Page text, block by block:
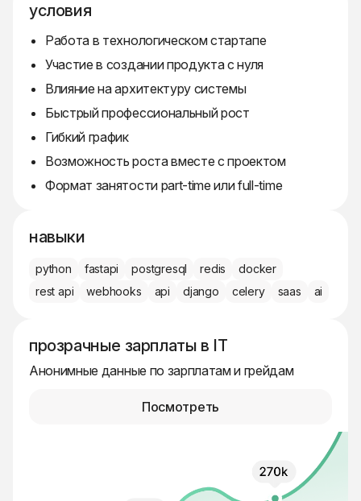
условия
Работа в технологическом стартапе
Участие в создании продукта с нуля
Влияние на архитектуру системы
Быстрый профессиональный рост
Гибкий график
Возможность роста вместе с проектом
Формат занятости part-time или full-time
навыки
python fastapi postgresql redis
docker
rest api
webhooks api django celery saas ai
прозрачные зарплаты в IT
Анонимные данные по зарплатам и грейдам
Посмотреть